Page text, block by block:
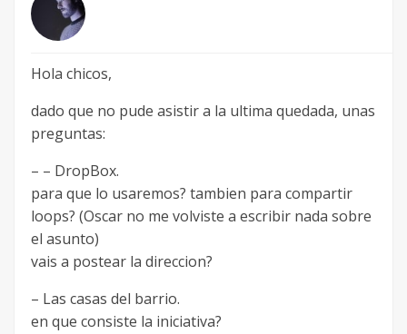
Hola chicos,
dado que no pude asistir a la ultima quedada, unas
preguntas:
– – DropBox.
para que lo usaremos? tambien para compartir
loops? (Oscar no me volviste a escribir nada sobre
el asunto)
vais a postear la direccion?
– Las casas del barrio.
en que consiste la iniciativa?